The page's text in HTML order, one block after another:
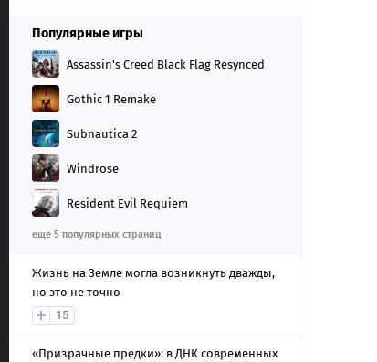
Популярные игры
Assassin's Creed Black Flag Resynced
Gothic 1 Remake
Subnautica 2
Windrose
Resident Evil Requiem
еще 5 популярных страниц
Жизнь на Земле могла возникнуть дважды,
но это не точно
15
«Призрачные предки»: в ДНК современных